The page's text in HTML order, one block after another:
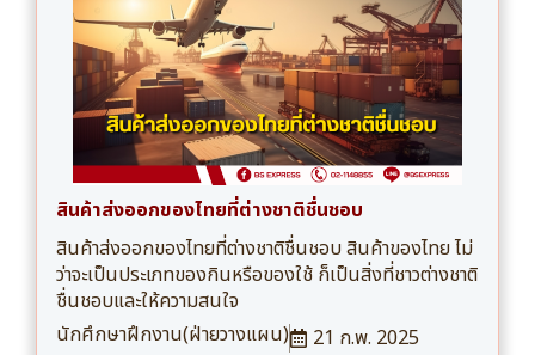
สินค้าส่งออกของไทยที่ต่างชาติชื่นชอบ
สินค้าส่งออกของไทยที่ต่างชาติชื่นชอบ สินค้าของไทย ไม่
ว่าจะเป็นประเภทของกินหรือของใช้ ก็เป็นสิ่งที่ชาวต่างชาติ
ชื่นชอบและให้ความสนใจ
นักศึกษาฝึกงาน(ฝ่ายวางแผน)
21 ก.พ. 2025